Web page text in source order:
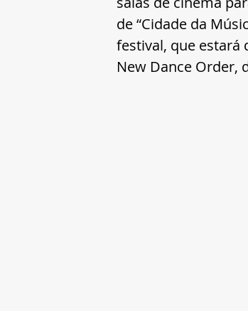
de “Cidade da
festival, que estará
New Dance Order,